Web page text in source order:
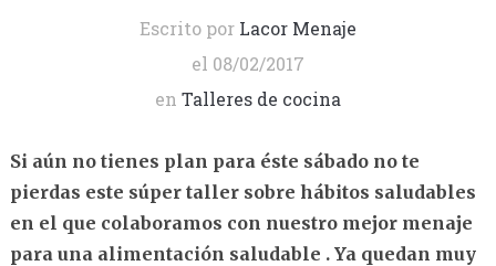
Escrito por Lacor Menaje
el 08/02/2017
en Talleres de cocina
Si aún no tienes plan para éste sábado no te
pierdas este súper taller sobre hábitos saludables
en el que colaboramos con nuestro mejor menaje
para una alimentación saludable . Ya quedan muy